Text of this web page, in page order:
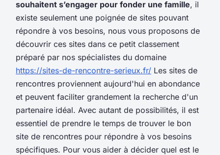
souhaitent s’engager pour fonder une famille, il
existe seulement une poignée de sites pouvant
répondre à vos besoins, nous vous proposons de
découvrir ces sites dans ce petit classement
préparé par nos spécialistes du domaine
https://sites-de-rencontre-serieux.fr/ Les sites de
rencontres proviennent aujourd'hui en abondance
et peuvent faciliter grandement la recherche d'un
partenaire idéal. Avec autant de possibilités, il est
essentiel de prendre le temps de trouver le bon
site de rencontres pour répondre à vos besoins
spécifiques. Pour vous aider à décider quel est le